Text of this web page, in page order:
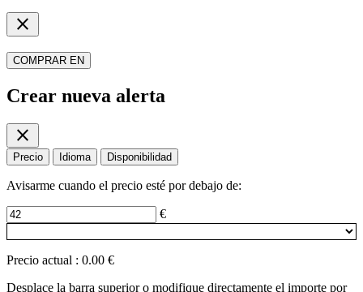
close
COMPRAR EN
Crear nueva alerta
close
Precio Idioma Disponibilidad
Avisarme cuando el precio esté por debajo de:
€
Precio actual : 0.00 €
Desplace la barra superior o modifique directamente el importe por